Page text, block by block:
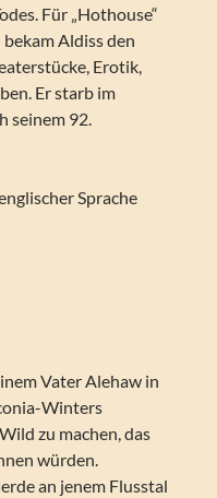
Für „Hothouse“
Aldiss den
Erotik,
Er starb im
seinem 92.
Sprache
Vater Alehaw in
Winters
zu machen, das
würden.
an jenem Flusstal